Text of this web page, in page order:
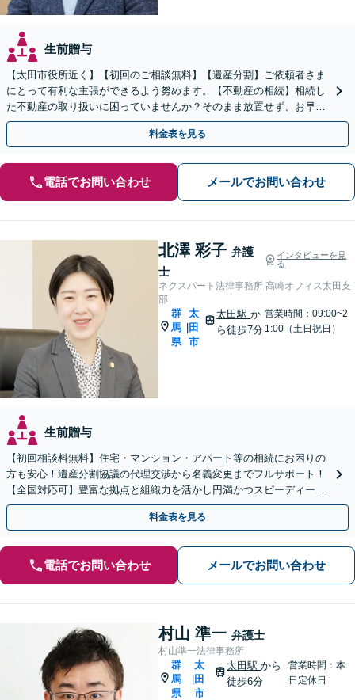
生前贈与
【太田市役所近く】【初回のご相談無料】【遺産分割】ご依頼者さま
にとって有利な主張ができるよう努めます。【不動産の相続】相続し
た不動産の取り扱いに困っていませんか？そのまま放置せず、お早め
にご相談を。【休日の対応可能】
料金表を見る
電話でお問い合わせ メールでお問い合わせ
北澤 彩子 弁護
士
インタビューを見
る
ネクスパート法律事務所 高崎オフィス太田支
部
群
馬
県
太
田
市
太田駅か
ら徒歩7分
営業時間：09:00~2
1:00（土日祝日）
生前贈与
【初回相談料無料】住宅・マンション・アパート等の相続にお困りの
方も安心！遺産分割協議の代理交渉から名義変更までフルサポート！
【全国対応可】豊富な拠点と組織力を活かし円満かつスピーディーに
相続手続きをお手伝いします【取扱い実績2000件以上】
料金表を見る
電話でお問い合わせ メールでお問い合わせ
村山 準一 弁護士
村山準一法律事務所
群
馬
県
太
田
市
太田駅から
徒歩6分
営業時間：本
日定休日